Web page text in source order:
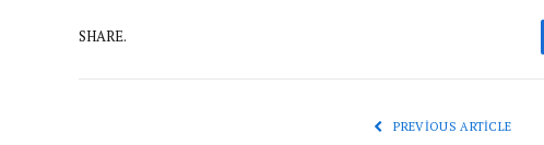
SHARE.
PREVIOUS ARTICLE